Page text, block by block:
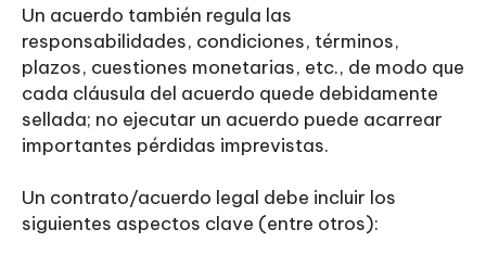
Un acuerdo también regula las
responsabilidades, condiciones, términos,
plazos, cuestiones monetarias, etc., de modo que
cada cláusula del acuerdo quede debidamente
sellada; no ejecutar un acuerdo puede acarrear
importantes pérdidas imprevistas.
Un contrato/acuerdo legal debe incluir los
siguientes aspectos clave (entre otros):